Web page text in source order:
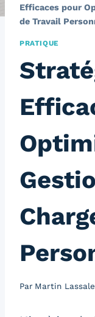
Efficaces pour
de Travail
PRATIQUE
Par Martin Lassale